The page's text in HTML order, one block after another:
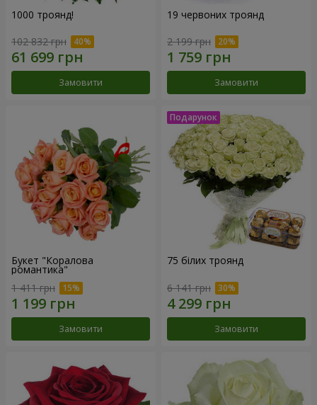
1000 троянд!
102 832 грн
Замовити
19 червоних троянд
2 199 грн
Замовити
Букет "Коралова
романтика"
1 411 грн
Замовити
75 білих троянд
6 141 грн
Замовити